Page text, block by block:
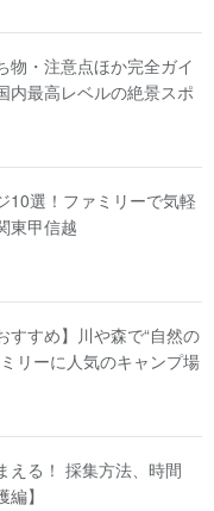
物・注意点ほか完全ガイ
内最高レベルの絶景スポ
10選！ファミリーで気軽
東甲信越
すすめ】川や森で“自然の
リーに人気のキャンプ場
える！ 採集方法、時間
】